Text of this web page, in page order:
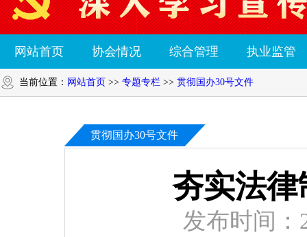
网站首页 协会情况 综合管理 执业监管
当前位置： 网站首页 >> 专题专栏 >> 贯彻国办30号文件
贯彻国办30号文件
夯实法
发布时间